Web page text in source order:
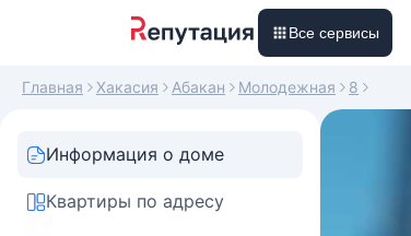
Все сервисы
Главная Хакасия Абакан Молодежная 8
Информация о доме
Квартиры по адресу